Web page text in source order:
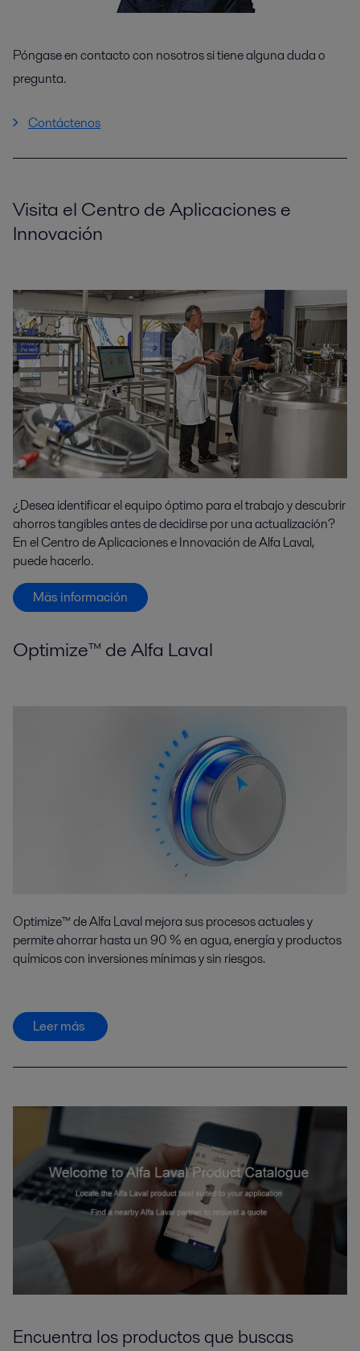
Póngase en contacto con nosotros si tiene alguna duda o
pregunta.
Contáctenos
Visita el Centro de Aplicaciones e
Innovación
¿Desea identificar el equipo óptimo para el trabajo y descubrir
ahorros tangibles antes de decidirse por una actualización?
En el Centro de Aplicaciones e Innovación de Alfa Laval,
puede hacerlo.
Mäs información
Optimize™ de Alfa Laval
Optimize™ de Alfa Laval mejora sus procesos actuales y
permite ahorrar hasta un 90 % en agua, energía y productos
químicos con inversiones mínimas y sin riesgos.
Leer más
Encuentra los productos que buscas